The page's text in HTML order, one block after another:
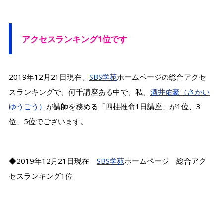
アクセスランキング1位です
2019年12月21日現在、 SBS学苑ホームページの総合アクセ
スランキングで、何千講座ある中で、私、 酒井佑豪（さかい
ゆうごう） が講師を務める「四柱推命1日講座」が1位、3
位、5位でございます。
◆2019年12月21日現在 SBS学苑ホームページ 総合アク
セスランキング1位